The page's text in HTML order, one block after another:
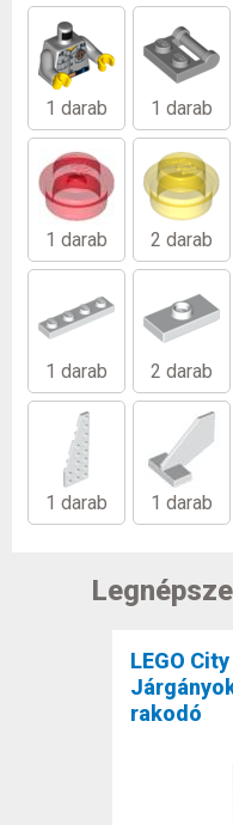
1 darab 1 darab
1 darab 2 darab
1 darab 2 darab
1 darab 1 darab
LEGO
rakodó